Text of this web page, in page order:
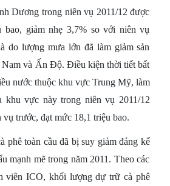
Dương trong niên vụ 2011/12 được
bao, giảm nhẹ 3,7% so với niên vụ
do lượng mưa lớn đã làm giảm sản
Nam và Ấn Độ. Điều kiện thời tiết bất
nước thuộc khu vực Trung Mỹ, làm
khu vực này trong niên vụ 2011/12
vụ trước, đạt mức 18,1 triệu bao.
phê toàn cầu đã bị suy giảm đáng kể
mạnh mẽ trong năm 2011. Theo các
viên ICO, khối lượng dự trữ cà phê